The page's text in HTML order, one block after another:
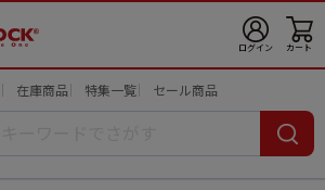
ログイン カート
在庫商品 特集一覧 セール商品